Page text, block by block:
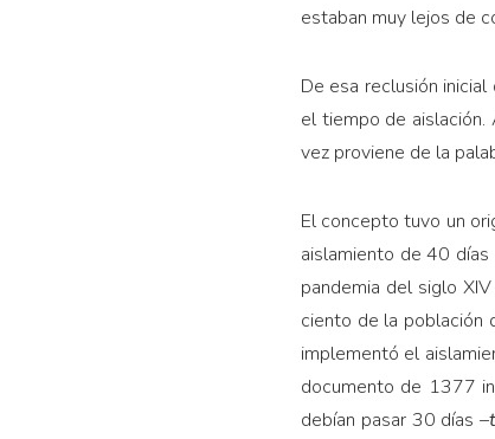
estaban muy lejos de
De esa reclusión
el tiempo de aislación.
vez proviene de la
El concepto tuvo un
aislamiento de 40
pandemia del siglo
ciento de la población
implementó el
documento de 1377
debían pasar 30 días –